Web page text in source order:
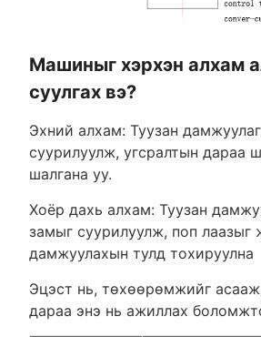
Машиныг хэрхэн алхам
суулгах вэ?
Эхний алхам: Туузан
суурилуулж, угсралтын дараа
шалгана уу.
Хоёр дахь алхам: Туузан
замыг суурилуулж, поп лаазыг
дамжуулахын тулд тохируулна
Эцэст нь, төхөөрөмжийг
дараа энэ нь ажиллах